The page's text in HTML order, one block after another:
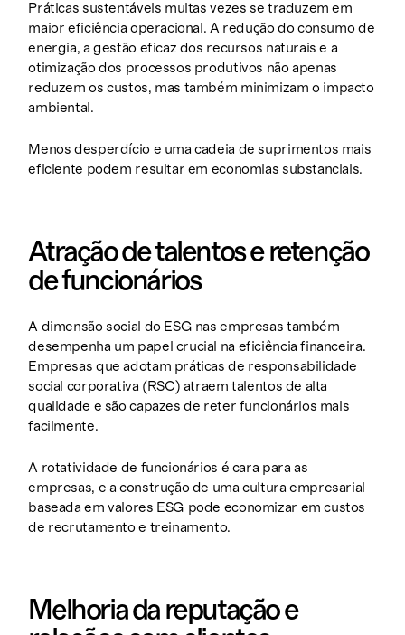
Práticas sustentáveis muitas vezes se traduzem em
maior eficiência operacional. A redução do consumo de
energia, a gestão eficaz dos recursos naturais e a
otimização dos processos produtivos não apenas
reduzem os custos, mas também minimizam o impacto
ambiental.
Menos desperdício e uma cadeia de suprimentos mais
eficiente podem resultar em economias substanciais.
Atração de talentos e retenção
de funcionários
A dimensão social do ESG nas empresas também
desempenha um papel crucial na eficiência financeira.
Empresas que adotam práticas de responsabilidade
social corporativa (RSC) atraem talentos de alta
qualidade e são capazes de reter funcionários mais
facilmente.
A rotatividade de funcionários é cara para as
empresas, e a construção de uma cultura empresarial
baseada em valores ESG pode economizar em custos
de recrutamento e treinamento.
Melhoria da reputação e